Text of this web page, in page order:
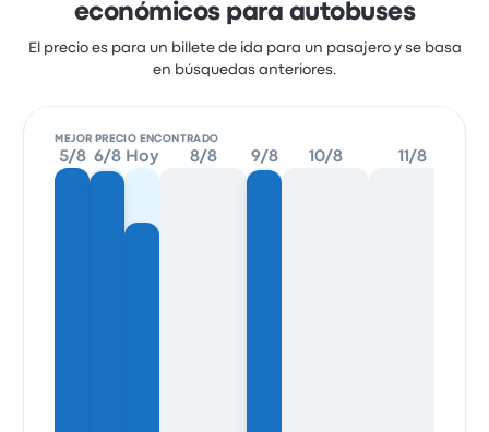
económicos para autobuses
El precio es para un billete de ida para un pasajero y se basa
en búsquedas anteriores.
MEJOR PRECIO ENCONTRADO
5/8 6/8 Hoy 8/8 9/8 10/8 11/8